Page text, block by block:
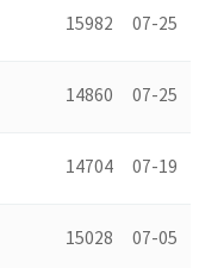
15982 07-25
14860 07-25
14704 07-19
15028 07-05